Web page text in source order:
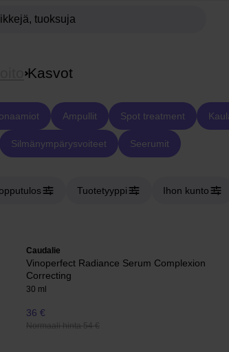
Kasvot
Ampullit Spot treatment
Silmänympärysvoiteet Seerumit
Tuotetyyppi Ihon kunto
Caudalie
Vinoperfect Radiance Serum Complexion
Correcting
30 ml
36 €
Normaali hinta 54 €